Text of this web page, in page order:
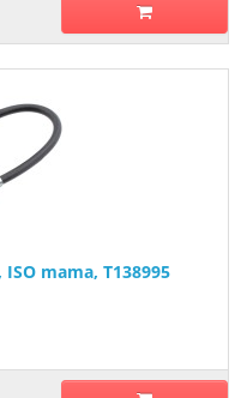
mama, T138995